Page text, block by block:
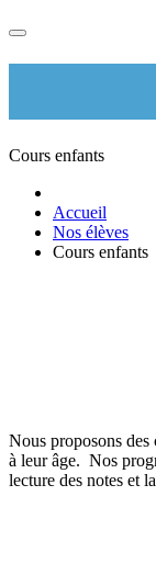
Cours enfants
Accueil
Nos élèves
Cours enfants
Nous proposons des
à leur âge. Nos
lecture des notes et